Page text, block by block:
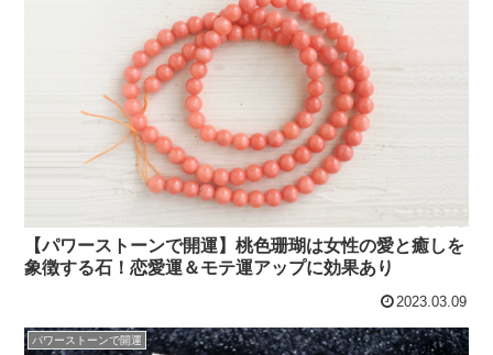
【パワーストーンで開運】桃色珊瑚は女性の愛と癒しを
象徴する石！恋愛運＆モテ運アップに効果あり
2023.03.09
パワーストーンで開運